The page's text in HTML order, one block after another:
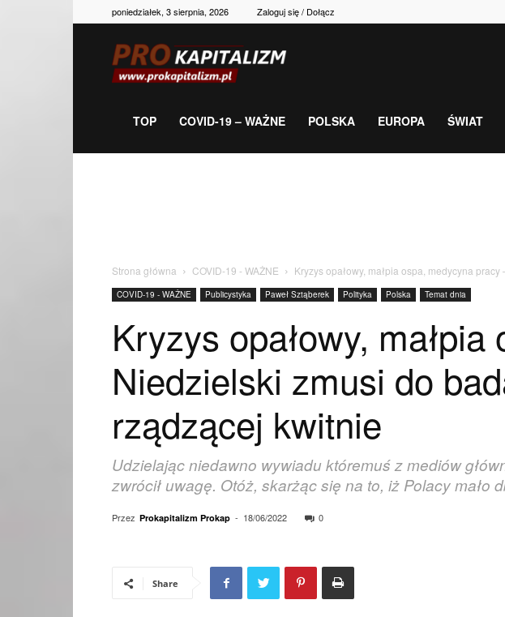
poniedziałek, 3 sierpnia, 2026 Zaloguj się / Dołącz
gospodarka,
TOP COVID-19 – WAŻNE POLSKA EUROPA ŚWIAT
Strona główna COVID-19 - WAŻNE Kryzys opałowy, małpia ospa, medycyna
COVID-19 - WAŻNE Publicystyka Paweł Sztąberek Polityka Polska Temat dnia
Kryzys opałowy,
Niedzielski zmusi do
rządzącej kwitnie
Udzielając niedawno wywiadu któremuś z mediów
zwrócił uwagę. Otóż, skarżąc się na to, iż Polacy mało
Przez Prokapitalizm Prokap - 18/06/2022 0
Share